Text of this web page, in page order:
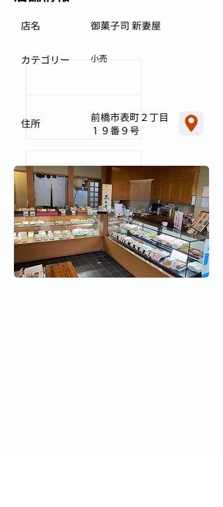
御菓子司 新妻屋
店名
小売
カテゴリー
前橋市表町２丁目
１９番９号
住所